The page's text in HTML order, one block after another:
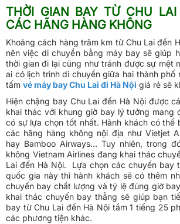
THỜI GIAN BAY TỪ CHU
CÁC HÃNG HÀNG KHÔNG
Khoảng cách hàng trăm km từ Chu Lai đến
nên việc di chuyển bằng máy bay sẽ giúp
thời gian đi lại cũng như tránh được sự mệt
ai có lịch trình di chuyển giữa hai thành phố
tấm vé máy bay Chu Lai đi Hà Nội giá rẻ sẽ
Hiện chặng bay Chu Lai đến Hà Nội được
khai thác với khung giờ bay lý tưởng mang
có sự lựa chọn tốt nhất. Hành khách có thể
các hãng hàng không nội địa như Vietjet
hay Bamboo Airways… Tuy nhiên, trong
không Vietnam Airlines đang khai thác
Lai đến Hà Nội. Lựa chọn các chuyến bay
quốc gia này thì hành khách sẽ có thêm
chuyến bay chất lượng và tỷ lệ đúng giờ
khai thác chuyến bay thẳng sẽ giúp bạn
bay từ Chu Lai đến Hà Nội tầm 1 tiếng 25
các phương tiện khác.